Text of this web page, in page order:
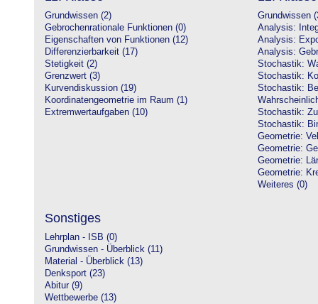
Grundwissen (2)
Gebrochenrationale Funktionen (0)
Eigenschaften von Funktionen (12)
Differenzierbarkeit (17)
Stetigkeit (2)
Grenzwert (3)
Kurvendiskussion (19)
Koordinatengeometrie im Raum (1)
Extremwertaufgaben (10)
Grundwissen
Analysis:
Analysis:
Analysis:
Stochastik:
Stochastik:
Stochastik:
Stochastik:
Stochastik:
Geometrie:
Geometrie:
Geometrie:
Geometrie:
Weiteres (0)
Sonstiges
Lehrplan - ISB (0)
Grundwissen - Überblick (11)
Material - Überblick (13)
Denksport (23)
Abitur (9)
Wettbewerbe (13)